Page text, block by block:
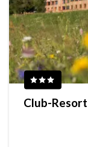
Club-